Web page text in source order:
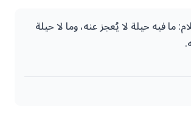
ما فيه حيلة لا يُعجز عنه، وما لا حيلة
الله من طريقة المعرضين عن عمل